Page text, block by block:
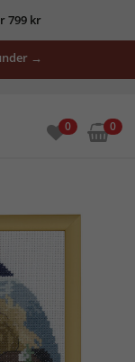
799 kr
→
0 0